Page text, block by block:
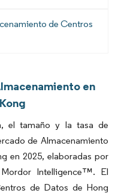
de Centros
en
el tamaño y la tasa de
de Almacenamiento
en 2025, elaboradas por
Intelligence™. El
de Datos de Hong